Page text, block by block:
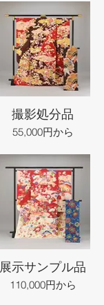
撮影処分品
55,000円から
展示サンプル品
110,000円から